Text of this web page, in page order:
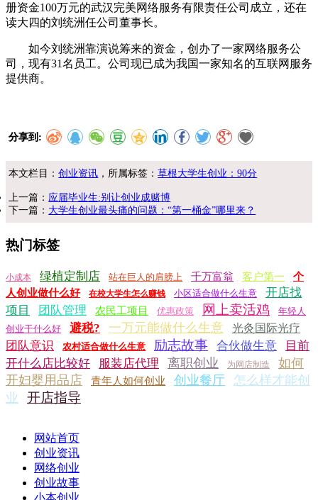
册资金100万元的武汉完美网络服务有限责任公司成立，还在
读大四的刘统洲任公司董事长。
如今刘统洲靠演说筹来的资金，创办了一家网络服务公
司，现有31名员工。公司现已成为我国一家知名的互联网服务
提供商。
分享到:
本文栏目：创业资讯 ，所属标签：草根大学生创业：90分
上一篇： 应届毕业生:别让创业成赌博
下一篇： 大学生创业最头痛的问题：“第一桶金”哪里来？
热门标签
小成本 绿植定制店 站在巨人的肩膀上 千万富翁 客户第一
个
人创业做什么好
在校大学生怎么赚钱 小区适合做什么生意
开店找
项目
团队管理 农民工项目 优惠政策 网上卖活鸡
年轻人
创业干什么好
避税? 一万元能做什么生意 光灸国际光疗
团队意识 农村适合做什么生意 励志故事 合伙做生意
目前
开什么店比较好
服装店代理 离职创业 为网店制造
如何
开妇婴用品店
青年人如何创业 创业餐厅 怎么样才能创
业
开店指导
网站首页
创业资讯
网络创业
创业故事
小本创业